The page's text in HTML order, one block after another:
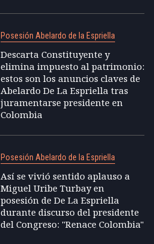
Posesión Abelardo de la Espriella
Descarta Constituyente y
elimina impuesto al patrimonio:
estos son los anuncios claves de
Abelardo De La Espriella tras
juramentarse presidente en
Colombia
Posesión Abelardo de la Espriella
Así se vivió sentido aplauso a
Miguel Uribe Turbay en
posesión de De La Espriella
durante discurso del presidente
del Congreso: "Renace Colombia"